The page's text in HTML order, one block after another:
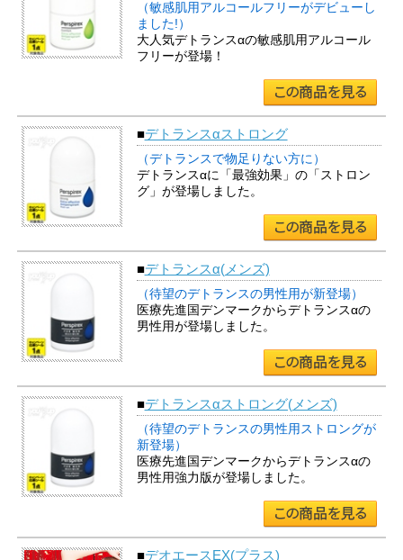
（敏感肌用アルコールフリーがデビューし
ました!）
大人気デトランスαの敏感肌用アルコール
フリーが登場！
■デトランスαストロング
（デトランスで物足りない方に）
デトランスαに「最強効果」の「ストロン
グ」が登場しました。
■デトランスα(メンズ)
（待望のデトランスの男性用が新登場）
医療先進国デンマークからデトランスαの
男性用が登場しました。
■デトランスαストロング(メンズ)
（待望のデトランスの男性用ストロングが
新登場）
医療先進国デンマークからデトランスαの
男性用強力版が登場しました。
■デオエースEX(プラス)